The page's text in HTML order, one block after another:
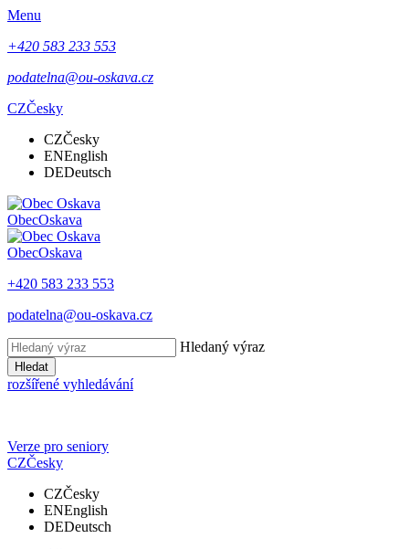
Menu
+420 583 233 553
podatelna@ou-oskava.cz
CZČesky
CZČesky
ENEnglish
DEDeutsch
ObecOskava
ObecOskava
+420 583 233 553
podatelna@ou-oskava.cz
Hledaný výraz
Hledat
rozšířené vyhledávání
Verze pro seniory
CZČesky
CZČesky
ENEnglish
DEDeutsch